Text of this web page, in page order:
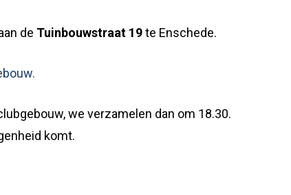
de Tuinbouwstraat 19te Enschede.
we verzamelen dan om 18.30.
komt.